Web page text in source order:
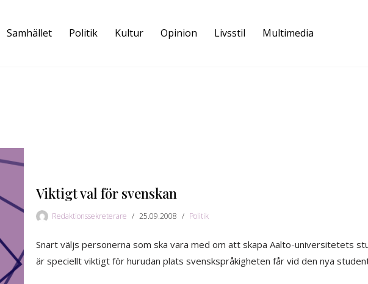
Samhället Politik Kultur Opinion Livsstil Multimedia
Viktigt val för svenskan
Redaktionssekreterare 25.09.2008 Politik
Snart väljs personerna som ska vara med om att skapa Aalto-universitetets
är speciellt viktigt för hurudan plats svenskspråkigheten får vid den nya